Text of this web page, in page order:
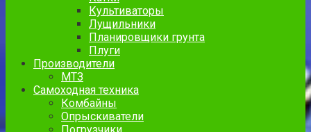
Культиваторы
Лущильники
Планировщики грунта
Плуги
Производители
МТЗ
Самоходная техника
Комбайны
Опрыскиватели